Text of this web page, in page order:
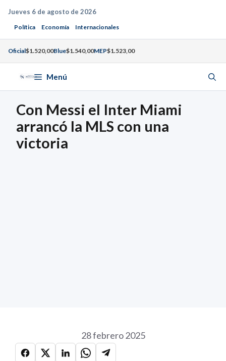
Saltar
contenido
Jueves 6 de agosto de 2026
Política Economía Internacionales
Oficial$1.520,00Blue$1.540,00MEP$1.523,00
Menú
Con Messi el Inter Miami
arrancó la MLS con una
victoria
28 febrero 2025